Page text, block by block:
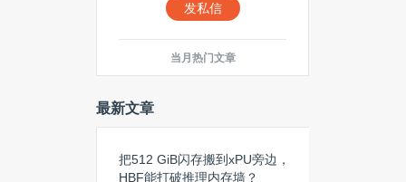
发私信
当月热门文章
最新文章
把512 GiB闪存搬到xPU旁边，
HBF能打破推理内存墙？